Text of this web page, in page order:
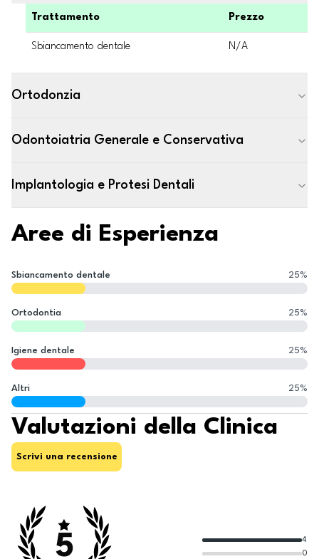
Trattamento Prezzo
Sbiancamento dentale N/A
Ortodonzia
Odontoiatria Generale e Conservativa
Implantologia e Protesi Dentali
Aree di Esperienza
Sbiancamento dentale 25%
Ortodontia 25%
Igiene dentale 25%
Altri 25%
Valutazioni della Clinica
Scrivi una recensione
5 0
4